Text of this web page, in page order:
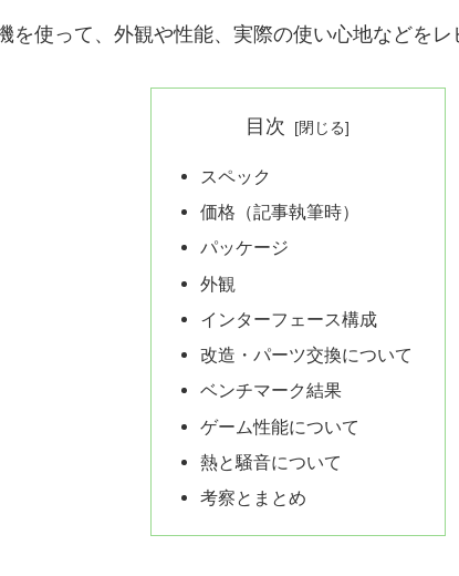
使って、外観や性能、実際の使い心地などをレ
目次
スペック
価格（記事執筆時）
パッケージ
外観
インターフェース構成
改造・パーツ交換について
ベンチマーク結果
ゲーム性能について
熱と騒音について
考察とまとめ